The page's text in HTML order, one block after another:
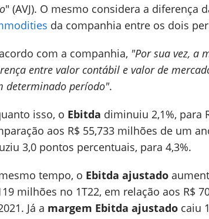
" (AVJ). O mesmo considera a diferença
da companhia entre os dois
com a companhia, "Por sua vez, a
entre valor contábil e valor de
determinado período".
isso, o Ebitda diminuiu 2,1%, para
aos R$ 55,733 milhões de um
3,0 pontos percentuais, para 4,3%.
tempo, o Ebitda ajustado
milhões no 1T22, em relação aos R$
Já a margem Ebitda ajustado caiu